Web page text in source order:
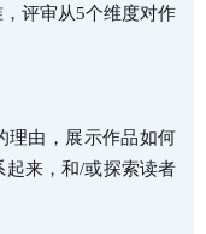
评审从5个维度对作
理由，展示作品如何
来，和/或探索读者